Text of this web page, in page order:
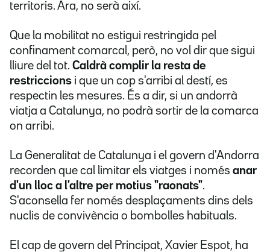
territoris. Ara, no serà així.
Que la mobilitat no estigui restringida pel
confinament comarcal, però, no vol dir que sigui
lliure del tot. Caldrà complir la resta de
restriccions i que un cop s'arribi al destí, es
respectin les mesures. És a dir, si un andorrà
viatja a Catalunya, no podrà sortir de la comarca
on arribi.
La Generalitat de Catalunya i el govern d'Andorra
recorden que cal limitar els viatges i només anar
d'un lloc a l'altre per motius "raonats".
S'aconsella fer només desplaçaments dins dels
nuclis de convivència o bombolles habituals.
El cap de govern del Principat, Xavier Espot, ha